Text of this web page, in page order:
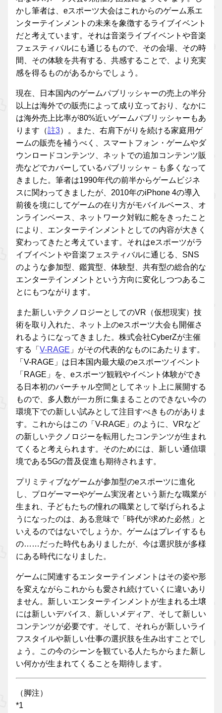
かし筆者は、eスポーツ大会はこれからのゲーム系エ
ンターテインメントの未来を象徴するライブイベント
だと考えています。それは音楽ライブイベントや音楽
フェスティバルにも通じるもので、その会場、その時
間、その体験を共有する、共感することで、より充実
感を得るものがあるからでしょう。
現在、日本国内のゲームパブリッシャーの売上の半分
以上は海外での販売によって成り立っており、なかに
は海外売上比率が80%近いゲームパブリッシャーもあ
ります（註3）。また、右肩下がりを続ける家庭用ゲ
ームの販売を補うべく、スマートフォン・ゲームやダ
ウンロードコンテンツ、ネットでの追加コンテンツ販
売などでカバーしているパブリッシャ－も多くなって
きました。筆者は1990年代の前半からゲームビジネ
スに関わってきましたが、2010年のiPhone 4の導入
前後を境にしてゲームの在り方がモバイルベース、オ
ンラインベース、ネットワーク対戦に舵をきったこと
により、エンターテインメントとしての内容が大きく
変わってきたと考えています。それはeスポーツがラ
イブイベントや音楽フェスティバルに通じる、SNS
のような参加型、鑑賞型、体験型、共有型の総合的な
エンターテインメントという方向に変化しつつあるこ
とにもつながります。
また新しいテクノロジーとしてのVR（仮想現実）技
術を取り入れた、ネット上のeスポーツ大会も開催さ
れるようになってきました。株式会社CyberZが主催
する「 V-RAGE 」がその代表的なものにあたります。
「V-RAGE」は日本国内最大級のeスポーツイベント
「RAGE」を、eスポーツ観戦やイベント体験ができ
る日本初のバーチャル空間としてネット上に展開する
もので、多人数が一カ所に集まることのできない今の
環境下での新しい試みとして注目すべきものがありま
す。これからはこの「V-RAGE」のように、VRなど
の新しいテクノロジーを転用したコンテンツが生まれ
てくると考えられます。そのためには、新しい通信環
境である5Gの普及促進も期待されます。
プリミティブなゲームが参加型のeスポーツに進化
し、プロゲーマーやゲーム実況者という新たな職業が
生まれ、子どもたちの憧れの職業として挙げられるよ
うになったのは、ある意味で「時代が求めた必然」と
いえるのではないでしょうか。ゲームはプレイするも
の……だった時代もありましたが、今は選択肢が多様
にある時代になりました。
ゲームに関連するエンターテインメントはその姿や形
を変えながらこれからも愛され続けていくに違いあり
ません。新しいエンターテインメントが生まれる土壌
には新しいデバイス、新しいメディア、そして新しい
コンテンツが必要です。そして、それらが新しいライ
フスタイルや新しい仕事の選択肢を生み出すことでし
ょう。この今のシーンを観ている人たちからまた新し
い何かが生まれてくることを期待します。
（脚注）
*1